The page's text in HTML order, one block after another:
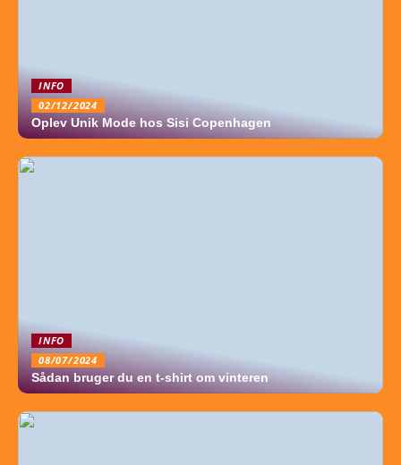
INFO
02/12/2024
Oplev Unik Mode hos Sisi Copenhagen
INFO
08/07/2024
Sådan bruger du en t-shirt om vinteren